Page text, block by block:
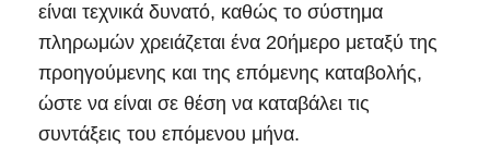
είναι τεχνικά δυνατό, καθώς το σύστημα
πληρωμών χρειάζεται ένα 20ήμερο μεταξύ της
προηγούμενης και της επόμενης καταβολής,
ώστε να είναι σε θέση να καταβάλει τις
συντάξεις του επόμενου μήνα.